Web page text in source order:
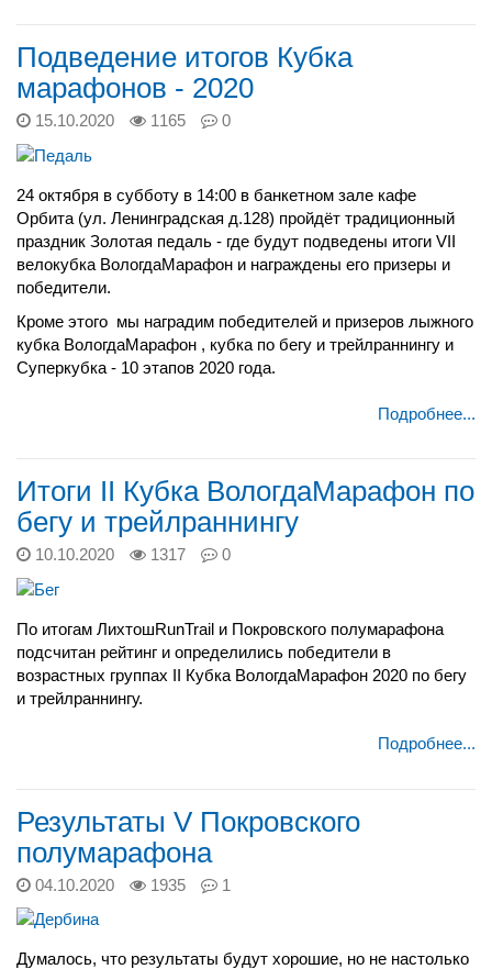
Подведение итогов Кубка
марафонов - 2020
15.10.2020 1165 0
24 октября в субботу в 14:00 в банкетном зале кафе
Орбита (ул. Ленинградская д.128) пройдёт традиционный
праздник Золотая педаль - где будут подведены итоги VII
велокубка ВологдаМарафон и награждены его призеры и
победители.
Кроме этого мы наградим победителей и призеров лыжного
кубка ВологдаМарафон , кубка по бегу и трейлраннингу и
Суперкубка - 10 этапов 2020 года.
Подробнее...
Итоги II Кубка ВологдаМарафон по
бегу и трейлраннингу
10.10.2020 1317 0
По итогам ЛихтошRunTrail и Покровского полумарафона
подсчитан рейтинг и определились победители в
возрастных группах II Кубка ВологдаМарафон 2020 по бегу
и трейлраннингу.
Подробнее...
Результаты V Покровского
полумарафона
04.10.2020 1935 1
Думалось, что результаты будут хорошие, но не настолько